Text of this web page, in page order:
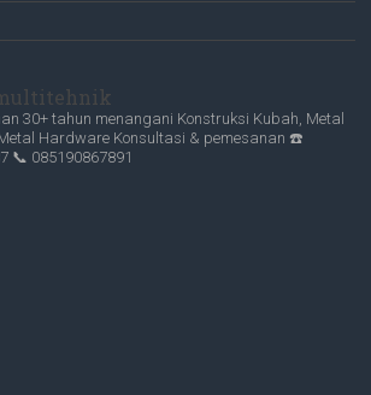
30+ tahun menangani Konstruksi Kubah, Metal
Hardware Konsultasi & pemesanan ☎️
📞 085190867891